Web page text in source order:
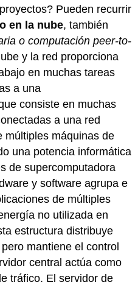
Pueden recurrir
en la nube, también
o computación peer-to-
y la red proporciona
en muchas tareas
a una
consiste en muchas
a una red
múltiples máquinas de
una potencia informática
de supercomputadora
y software agrupa e
de múltiples
no utilizada en
estructura distribuye
mantiene el control
central actúa como
tráfico. El servidor de